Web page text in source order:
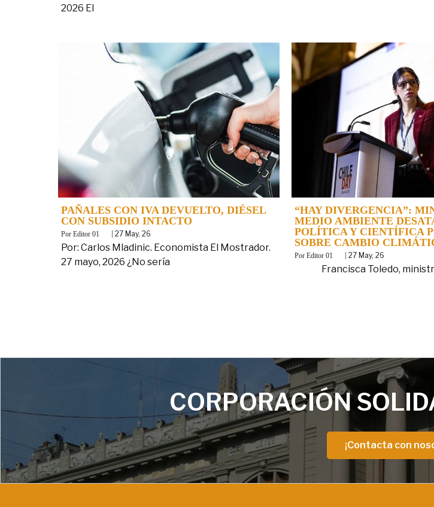
2026 El
PAÑALES CON IVA DEVUELTO, DIÉSEL
CON SUBSIDIO INTACTO
By Editor 01 27 May, 26
Por: Carlos Mladinic. Economista El Mostrador.
27 mayo, 2026 ¿No sería
“HAY DIVERGENCIA”:
MEDIO AMBIENTE
POLÍTICA Y CIENTÍFICA
SOBRE CAMBIO
By Editor 01 27 May, 26
Francisca Toledo,
CORPORACIÓN
¡Contacta con